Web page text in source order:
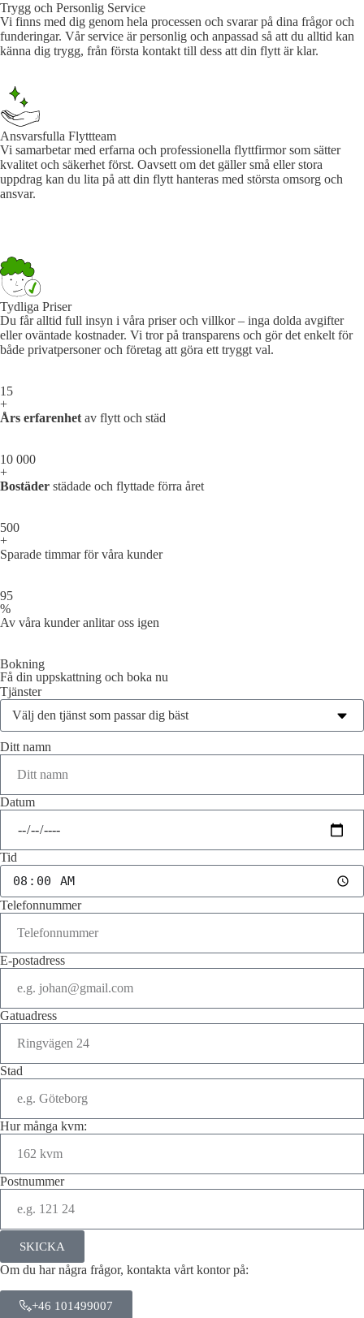
Trygg och Personlig Service
Vi finns med dig genom hela processen och svarar på dina frågor och
funderingar. Vår service är personlig och anpassad så att du alltid kan
känna dig trygg, från första kontakt till dess att din flytt är klar.
Ansvarsfulla Flyttteam
Vi samarbetar med erfarna och professionella flyttfirmor som sätter
kvalitet och säkerhet först. Oavsett om det gäller små eller stora
uppdrag kan du lita på att din flytt hanteras med största omsorg och
ansvar.
Tydliga Priser
Du får alltid full insyn i våra priser och villkor – inga dolda avgifter
eller oväntade kostnader. Vi tror på transparens och gör det enkelt för
både privatpersoner och företag att göra ett tryggt val.
15
+
Års erfarenhet av flytt och städ
10 000
+
Bostäder städade och flyttade förra året
500
+
Sparade timmar för våra kunder
95
%
Av våra kunder anlitar oss igen
Bokning
Få din uppskattning och boka nu
Tjänster
Ditt namn
Datum
Tid
Telefonnummer
E-postadress
Gatuadress
Stad
Hur många kvm:
Postnummer
SKICKA
Om du har några frågor, kontakta vårt kontor på:
+46 101499007